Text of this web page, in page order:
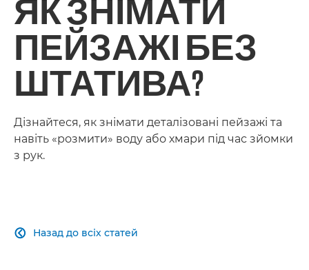
ЯК ЗНІМАТИ
ПЕЙЗАЖІ БЕЗ
ШТАТИВА?
Дізнайтеся, як знімати деталізовані пейзажі та
навіть «розмити» воду або хмари під час зйомки
з рук.
Назад до всіх статей
